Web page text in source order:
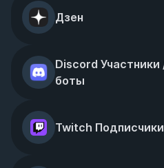
Дзен
Discord
боты
Twitch Подписчики